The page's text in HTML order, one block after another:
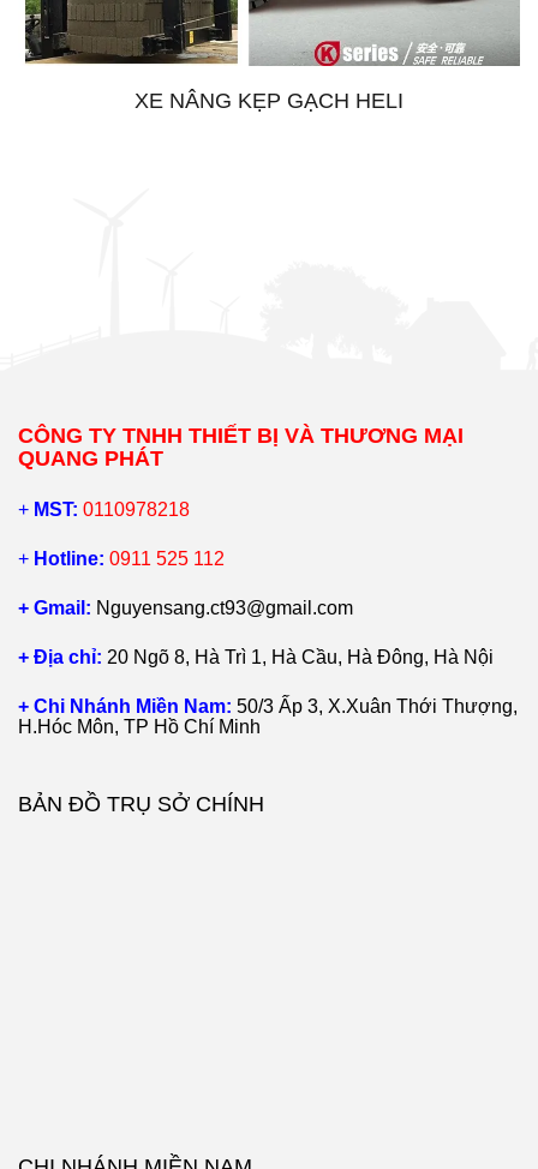
XE NÂNG KẸP GẠCH HELI
CÔNG TY TNHH THIẾT BỊ VÀ THƯƠNG MẠI
QUANG PHÁT
+ MST: 0110978218
+ Hotline: 0911 525 112
+ Gmail: Nguyensang.ct93@gmail.com
+ Địa chỉ: 20 Ngõ 8, Hà Trì 1, Hà Cầu, Hà Đông, Hà Nội
+ Chi Nhánh Miền Nam: 50/3 Ấp 3, X.Xuân Thới Thượng,
H.Hóc Môn, TP Hồ Chí Minh
BẢN ĐỒ TRỤ SỞ CHÍNH